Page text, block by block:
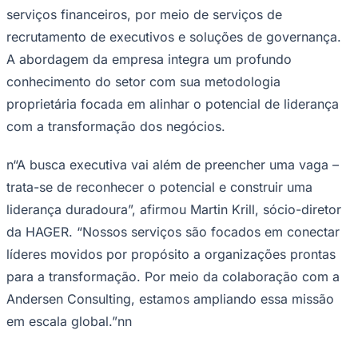
Para Sua Empresa
Anuncie Regional
Guia de Empresas
Vagas na Região
Novo
Hub de Negócios
Guia Comercial
Selo Verificado
Vagas de Emprego
Concursos
Panorama Econômico
Panorama Econômico
Anuncie no Portal
Verificar EmpresaNovo
Anunciar VagasNovo
serviços financeiros, por meio de serviços de
recrutamento de executivos e soluções de governança.
A abordagem da empresa integra um profundo
conhecimento do setor com sua metodologia
proprietária focada em alinhar o potencial de liderança
com a transformação dos negócios.
n“A busca executiva vai além de preencher uma vaga –
trata-se de reconhecer o potencial e construir uma
liderança duradoura”, afirmou Martin Krill, sócio-diretor
da HAGER. “Nossos serviços são focados em conectar
líderes movidos por propósito a organizações prontas
para a transformação. Por meio da colaboração com a
Andersen Consulting, estamos ampliando essa missão
em escala global.”nn